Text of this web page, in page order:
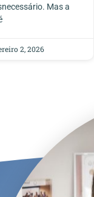
Mas a
2, 2026